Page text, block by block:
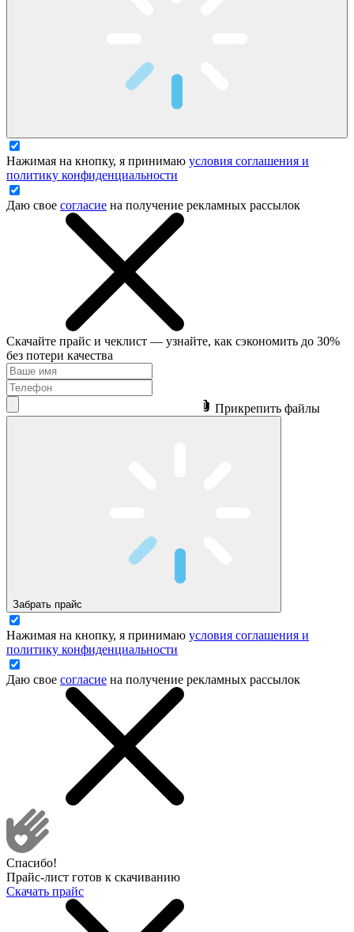
Нажимая на кнопку, я принимаю условия соглашения и
политику конфиденциальности
Даю свое согласие на получение рекламных рассылок
Скачайте прайс и чеклист — узнайте, как сэкономить до 30%
без потери качества
Прикрепить файлы
Забрать прайс
Нажимая на кнопку, я принимаю условия соглашения и
политику конфиденциальности
Даю свое согласие на получение рекламных рассылок
Спасибо!
Прайс-лист готов к скачиванию
Скачать прайс